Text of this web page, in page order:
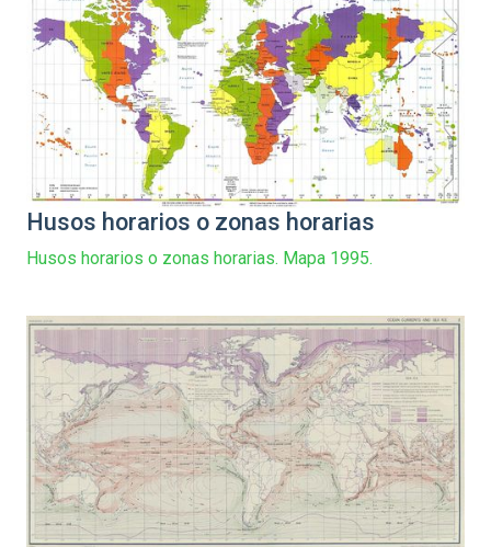
Husos horarios o zonas horarias
Husos horarios o zonas horarias. Mapa 1995.